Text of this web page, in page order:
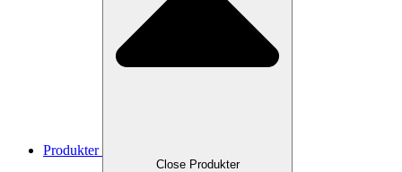
Produkter
Close Produkter